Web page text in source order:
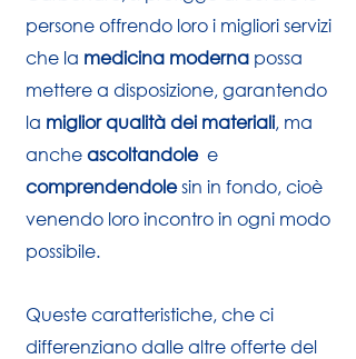
persone offrendo loro i migliori servizi
che la medicina moderna possa
mettere a disposizione, garantendo
la miglior qualità dei materiali, ma
ancheascoltandole e
comprendendolesin in fondo, cioè
venendo loro incontro in ogni modo
possibile.
Queste caratteristiche, che ci
differenziano dalle altre offerte del